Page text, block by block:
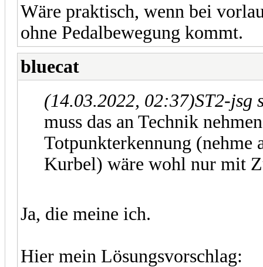
Wäre praktisch, wenn bei
ohne Pedalbewegung kommt.
bluecat
(14.03.2022, 02:37)ST2-jsg
muss das an Technik
Totpunkterkennung (nehme
Kurbel) wäre wohl nur mit
Ja, die meine ich.
Hier mein Lösungsvorschlag: